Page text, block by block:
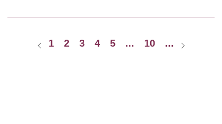
1 2 3 4 5 ... 10 ...